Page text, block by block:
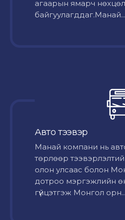
агаарын ямарч
байгуулагддаг.Манай...
Авто тээвэр
Mанай компани нь
төрлөөр
олон улсаас болон
дотроо мэргэжлийн
гүйцэтгэж Монгол орн...